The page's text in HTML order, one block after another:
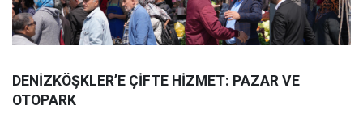
DENİZKÖŞKLER’E ÇİFTE HİZMET: PAZAR VE
OTOPARK